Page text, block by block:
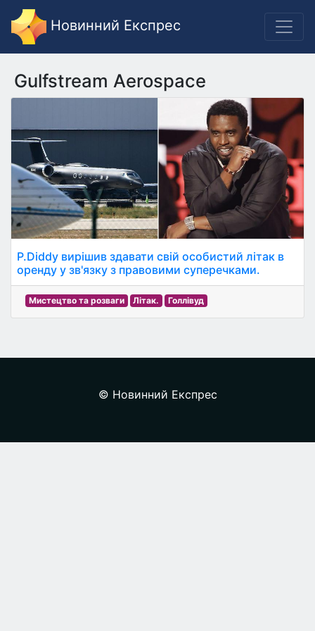
Новинний Експрес
Gulfstream Aerospace
P.Diddy вирішив здавати свій особистий літак в
оренду у зв'язку з правовими суперечками.
Мистецтво та розваги Літак. Голлівуд
© Новинний Експрес